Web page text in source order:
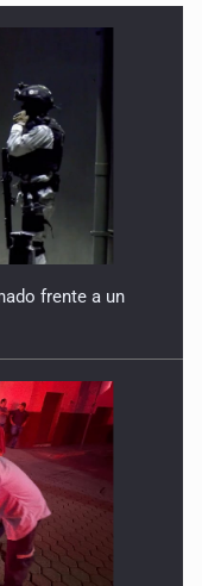
armas de fuego
de ERT
arma tras
Sur a partir del
frente a un